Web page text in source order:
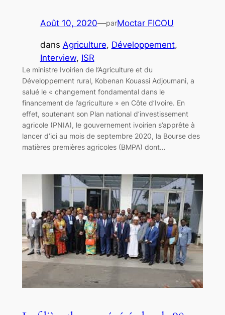
Août 10, 2020—parMoctar FICOU
dans Agriculture, Développement
Interview, ISR
Le ministre Ivoirien de l’Agriculture et du
Développement rural, Kobenan Kouassi Adjoumani, a
salué le « changement fondamental dans le
financement de l’agriculture » en Côte d’Ivoire. En
effet, soutenant son Plan national d’investissement
agricole (PNIA), le gouvernement ivoirien s’apprête à
lancer d’ici au mois de septembre 2020, la Bourse des
matières premières agricoles (BMPA) dont…